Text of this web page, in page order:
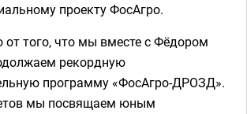
проекту ФосАгро.
того, что мы вместе с Фёдором
рекордную
программу «ФосАгро-ДРОЗД».
мы посвящаем юным